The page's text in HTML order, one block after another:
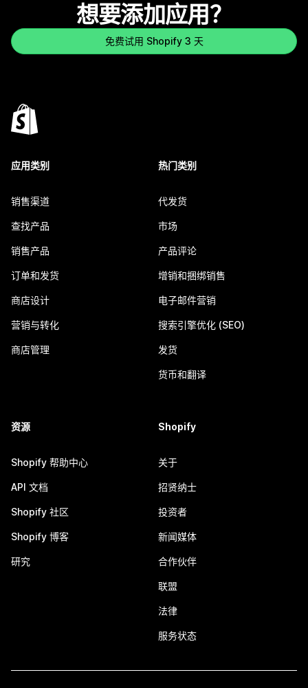
想要添加应用？
免费试用 Shopify 3 天
应用类别
销售渠道
查找产品
销售产品
订单和发货
商店设计
营销与转化
商店管理
热门类别
代发货
市场
产品评论
增销和捆绑销售
电子邮件营销
搜索引擎优化 (SEO)
发货
货币和翻译
资源
Shopify 帮助中心
API 文档
Shopify 社区
Shopify 博客
研究
Shopify
关于
招贤纳士
投资者
新闻媒体
合作伙伴
联盟
法律
服务状态